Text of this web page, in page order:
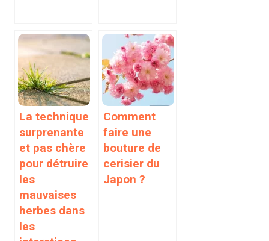
La technique
surprenante
et pas chère
pour détruire
les
mauvaises
herbes dans
les
Comment
faire une
bouture de
cerisier du
Japon ?